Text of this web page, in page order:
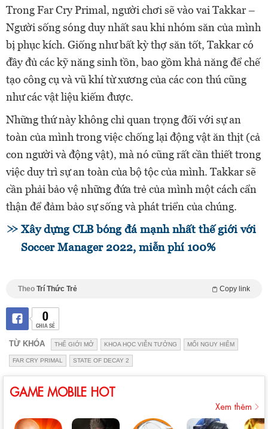
Trong Far Cry Primal, người chơi sẽ vào vai Takkar –
Người sống sóng duy nhất sau khi nhóm săn của mình
bị phục kích. Giống như bất kỳ thợ săn tốt, Takkar có
đầy đủ các kỹ năng sinh tồn, bao gồm khả năng để chế
tạo công cụ và vũ khí từ xương của các con thú cũng
như các vật liệu kiếm được.
Những thứ này không chỉ quan trọng đối với sự an
toàn của mình trong việc chống lại động vật ăn thịt (cả
con người và động vật), mà nó cũng rất cần thiết trong
việc duy trì sự an toàn của bộ tộc của mình. Takkar sẽ
cần phải bảo vệ những đứa trẻ của mình một cách cẩn
thận để đảm bảo sự sống và phát triển của chúng.
Xây dựng CLB bóng đá mạnh nhất thế giới với
Soccer Manager 2022, miễn phí 100%
Theo Trí Thức Trẻ Copy link
0
CHIA SẺ
TỪ KHÓA THẾ GIỚI MỞ KHOA HỌC VIỄN TƯỞNG MỐI NGUY HIỂM
FAR CRY PRIMAL STATE OF DECAY 2
GAME MOBILE HOT
Xem thêm